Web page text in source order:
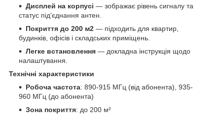
Дисплей на корпусі — зображає рівень сигналу та
статус під'єднання антен.
Покриття до 200 м2 — підходить для квартир,
будинків, офісів і складських приміщень.
Легке встановлення — докладна інструкція щодо
налаштування.
Технічні характеристики
Робоча частота: 890-915 МГц (від абонента), 935-
960 МГц (до абонента)
Зона покриття: до 200 м²